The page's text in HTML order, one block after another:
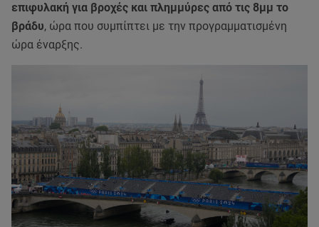
επιφυλακή για βροχές και πλημμύρες από τις 8μμ το
βράδυ, ώρα που συμπίπτει με την προγραμματισμένη
ώρα έναρξης.